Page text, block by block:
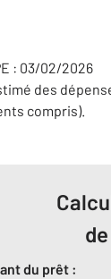
: 03/02/2026
des
compris).
du prêt :